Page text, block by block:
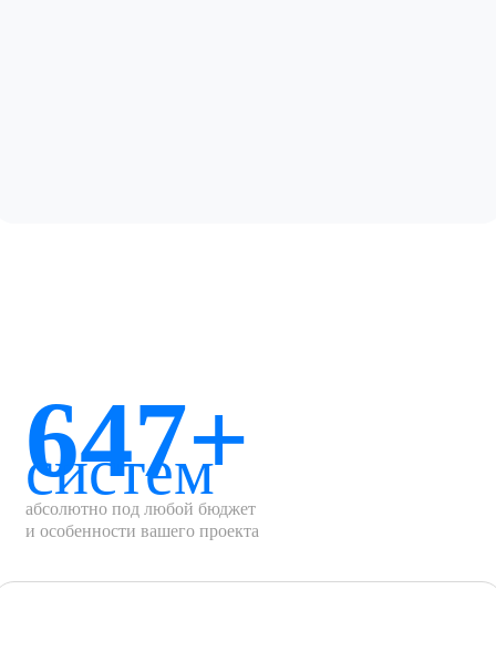
647+
систем
абсолютно под любой бюджет
и особенности вашего проекта